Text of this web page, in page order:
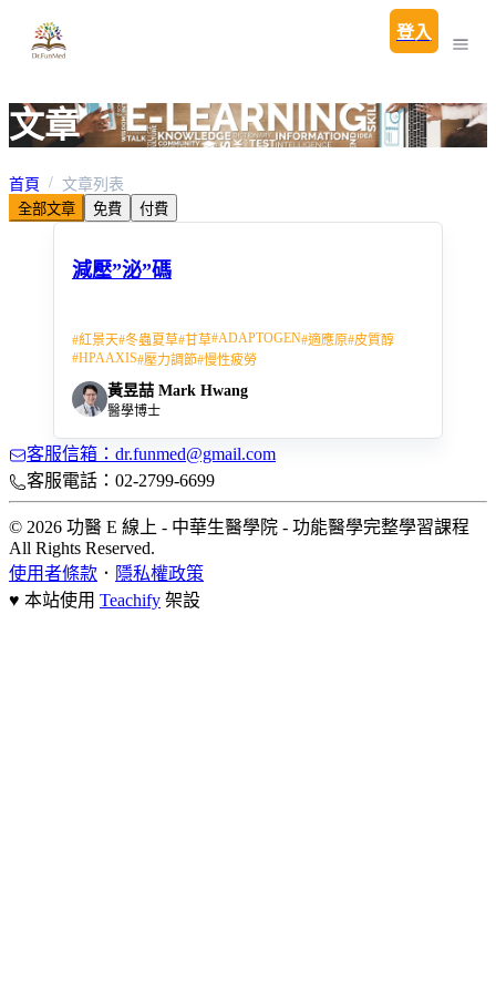
登入
文章
首頁
文章列表
全部文章
免費 付費
減壓”泌”碼
#紅景天#冬蟲夏草#甘草#ADAPTOGEN#適應原#皮質醇
#HPAAXIS#壓力調節#慢性疲勞
黃昱喆 Mark Hwang
醫學博士
客服信箱：dr.funmed@gmail.com
客服電話：02-2799-6699
© 2026 功醫 E 線上 - 中華生醫學院 - 功能醫學完整學習課程
All Rights Reserved.
使用者條款 ． 隱私權政策
♥ 本站使用 Teachify 架設